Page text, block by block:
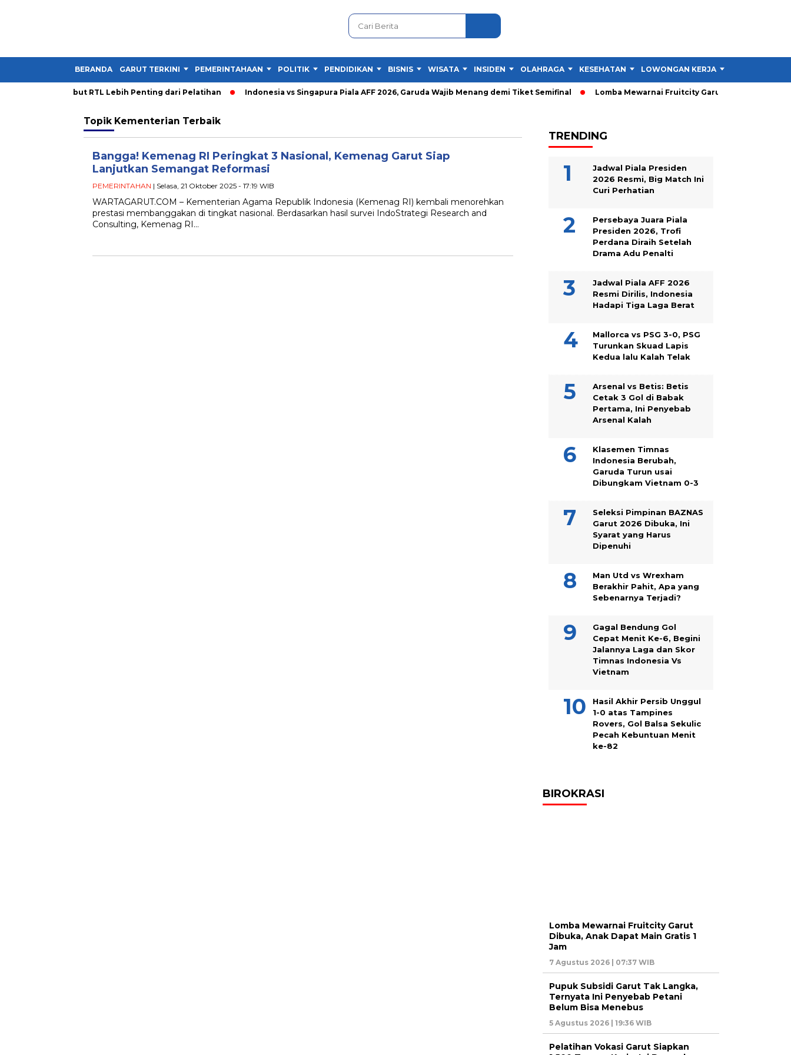
BERANDA GARUT TERKINI PEMERINTAHAAN POLITIK PENDIDIKAN BISNIS WISATA INSIDEN OLAHRAGA KESEHATAN LOWONGAN KERJA
PDM Garut Sebut RTL Lebih Penting dari Pelatihan Indonesia vs Singapura Piala AFF 2026, Garuda Wajib Menang demi Tiket Semifinal Lomba Mewarnai Fruitcity Garut Dibuka, Anak Dapat
Topik Kementerian Terbaik
Bangga! Kemenag RI Peringkat 3 Nasional, Kemenag Garut Siap
Lanjutkan Semangat Reformasi
PEMERINTAHAN | Selasa, 21 Oktober 2025 - 17:19 WIB
WARTAGARUT.COM – Kementerian Agama Republik Indonesia (Kemenag RI) kembali menorehkan
prestasi membanggakan di tingkat nasional. Berdasarkan hasil survei IndoStrategi Research and
Consulting, Kemenag RI…
TRENDING
Jadwal Piala Presiden
2026 Resmi, Big Match Ini
Curi Perhatian
Persebaya Juara Piala
Presiden 2026, Trofi
Perdana Diraih Setelah
Drama Adu Penalti
Jadwal Piala AFF 2026
Resmi Dirilis, Indonesia
Hadapi Tiga Laga Berat
Mallorca vs PSG 3-0, PSG
Turunkan Skuad Lapis
Kedua lalu Kalah Telak
Arsenal vs Betis: Betis
Cetak 3 Gol di Babak
Pertama, Ini Penyebab
Arsenal Kalah
Klasemen Timnas
Indonesia Berubah,
Garuda Turun usai
Dibungkam Vietnam 0-3
Seleksi Pimpinan BAZNAS
Garut 2026 Dibuka, Ini
Syarat yang Harus
Dipenuhi
Man Utd vs Wrexham
Berakhir Pahit, Apa yang
Sebenarnya Terjadi?
Gagal Bendung Gol
Cepat Menit Ke-6, Begini
Jalannya Laga dan Skor
Timnas Indonesia Vs
Vietnam
Hasil Akhir Persib Unggul
1-0 atas Tampines
Rovers, Gol Balsa Sekulic
Pecah Kebuntuan Menit
ke-82
BIROKRASI
Lomba Mewarnai Fruitcity Garut
Dibuka, Anak Dapat Main Gratis 1
Jam
7 Agustus 2026 | 07:37 WIB
Pupuk Subsidi Garut Tak Langka,
Ternyata Ini Penyebab Petani
Belum Bisa Menebus
5 Agustus 2026 | 19:36 WIB
Pelatihan Vokasi Garut Siapkan